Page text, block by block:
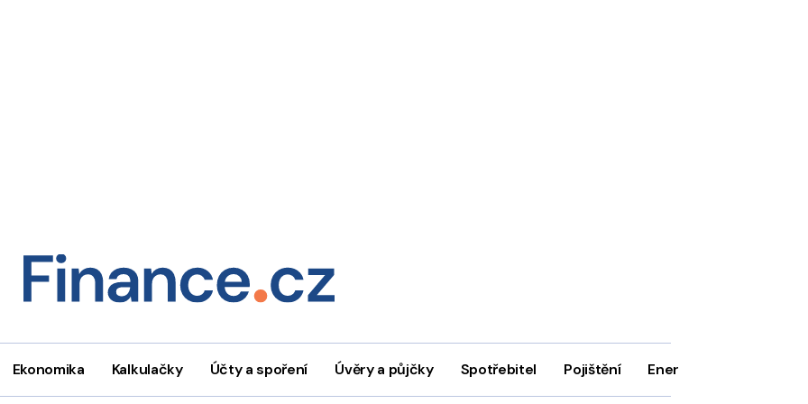
Ekonomika Kalkulačky Účty a spoření Úvěry a půjčky Spotřebitel Pojištění Energie